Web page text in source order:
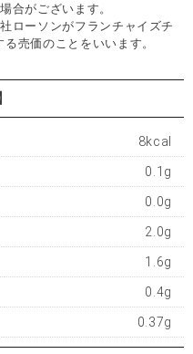
合がございます。
ローソンがフランチャイズチ
売価のことをいいます。
8kcal
0.1g
0.0g
2.0g
1.6g
0.4g
0.37g